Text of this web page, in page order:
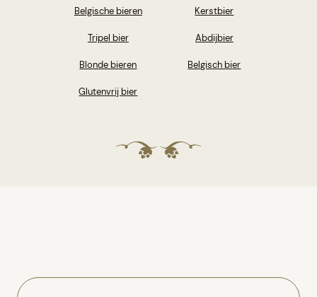
Belgische bieren
Tripel bier
Blonde bieren
Glutenvrij bier
Kerstbier
Abdijbier
Belgisch bier